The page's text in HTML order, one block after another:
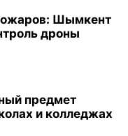
Шымкент
дроны
предмет
и колледжах